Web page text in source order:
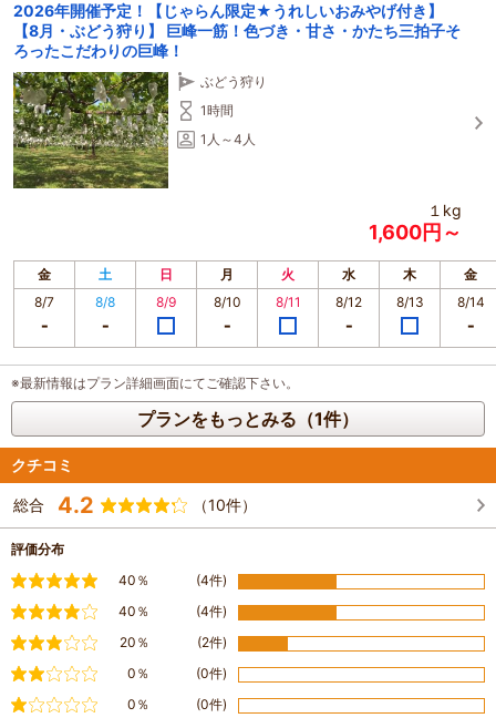
2026年開催予定！【じゃらん限定★うれしいおみやげ付き】
【8月・ぶどう狩り】 巨峰一筋！色づき・甘さ・かたち三拍子そ
ろったこだわりの巨峰！
ぶどう狩り
1時間
1人～4人
１kg
1,600円～
金 土 日 月 火 水 木
金
8/7
8/8 8/9 8/10 8/11 8/12 8/13 8/14
※最新情報はプラン詳細画面にてご確認下さい。
プランをもっとみる（1件）
クチコミ
総合 4.2 （10件）
評価分布
満足40％ (4件)
やや満足
40％ (4件)
普通20％ (2件)
やや不満
0％ (0件)
不満0％
(0件)